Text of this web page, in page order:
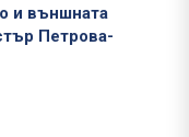
и външната
Петрова-